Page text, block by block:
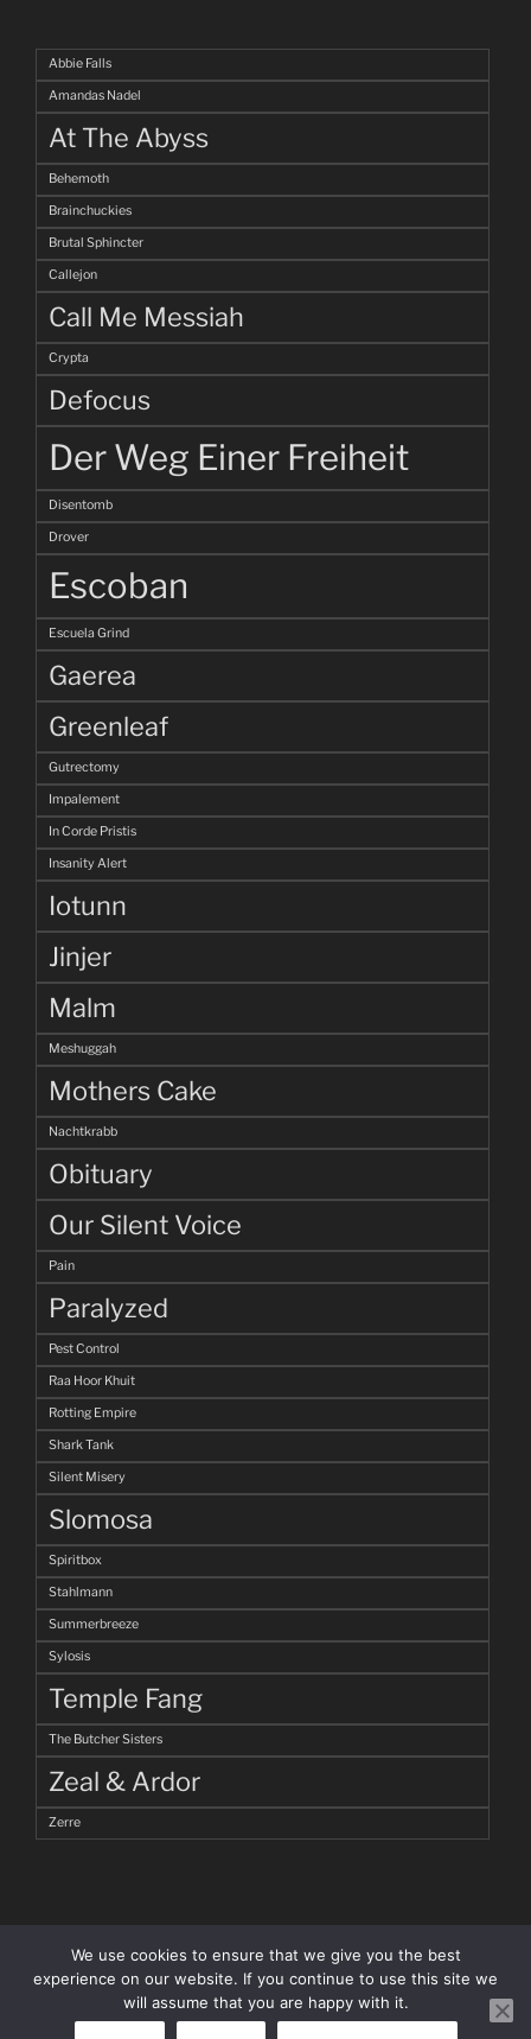
Abbie Falls
Amandas Nadel
At The Abyss
Behemoth
Brainchuckies
Brutal Sphincter
Callejon
Call Me Messiah
Crypta
Defocus
Der Weg Einer Freiheit
Disentomb
Drover
Escoban
Escuela Grind
Gaerea
Greenleaf
Gutrectomy
Impalement
In Corde Pristis
Insanity Alert
Iotunn
Jinjer
Malm
Meshuggah
Mothers Cake
Nachtkrabb
Obituary
Our Silent Voice
Pain
Paralyzed
Pest Control
Raa Hoor Khuit
Rotting Empire
Shark Tank
Silent Misery
Slomosa
Spiritbox
Stahlmann
Summerbreeze
Sylosis
Temple Fang
The Butcher Sisters
Zeal & Ardor
Zerre
facebookInstagram
We use cookies to ensure that we give you the best
experience on our website. If you continue to use this site we
will assume that you are happy with it.